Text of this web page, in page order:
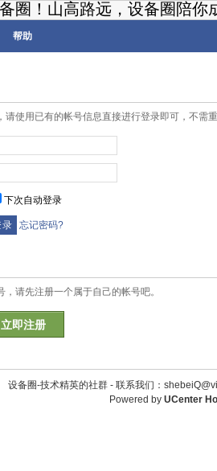
圈！山高路远，设备圈陪你
帮助
请使用已有的帐号信息直接进行登录即可，不需
下次自动登录
忘记密码?
请先注册一个属于自己的帐号吧。
立即注册
设备圈-技术精英的社群 - 联系我们：
Powered by UCenter